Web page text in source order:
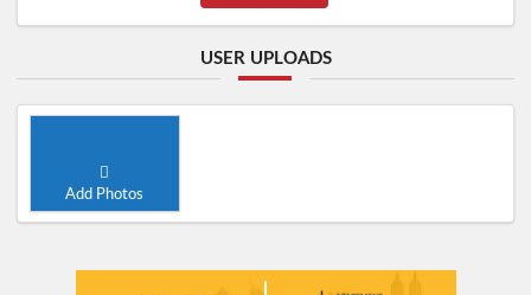
USER UPLOADS
Add Photos